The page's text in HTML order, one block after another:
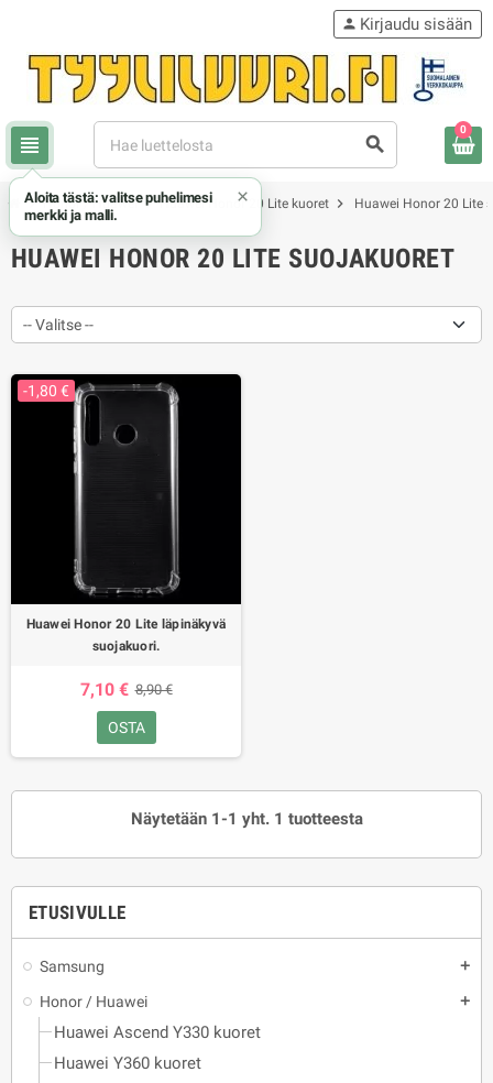
view_headline search
person Kirjaudu sisään
0
chevron_rightHonor / Huaweichevron_rightHuawei Honor 20 Lite kuoret chevron_right Huawei Honor 20 Lite
ETUSIVULLE
Samsung add
Honor / Huawei add
Huawei Ascend Y330 kuoret
Huawei Y360 kuoret
HUAWEI HONOR 20 LITE SUOJAKUORET
-- Valitse --
-1,80 €
Huawei Honor 20 Lite läpinäkyvä
suojakuori.
7,10 € 8,90 €
OSTA
Näytetään 1-1 yht. 1 tuotteesta
Aloita tästä: valitse puhelimesi
merkki ja malli.
×